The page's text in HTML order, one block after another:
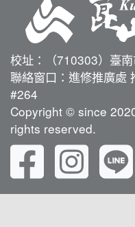
校址：（710303）臺
聯絡窗口：進修推廣處
#264
Copyright © since
rights reserved.